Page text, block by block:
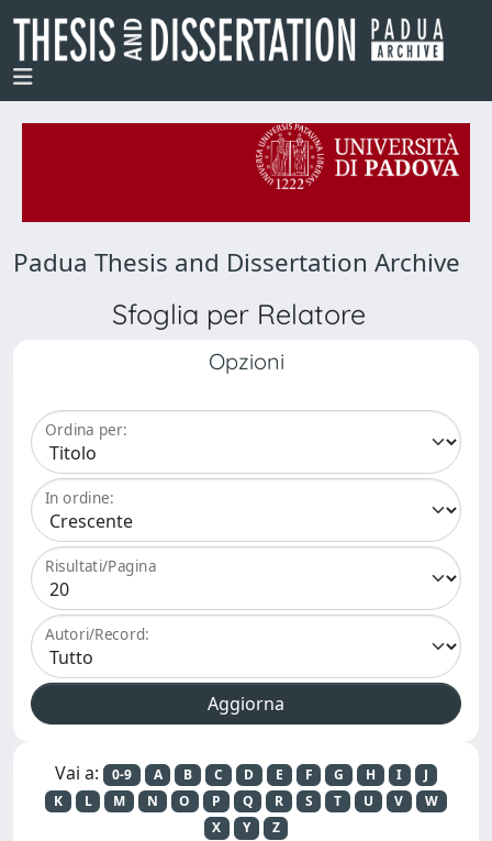
Padua Thesis and Dissertation Archive
Sfoglia per Relatore
Opzioni
Ordina per:
In ordine:
Risultati/Pagina
Autori/Record:
Vai a: 0-9 A B C D E F G H I
J
K
L M N O P Q R S T U V
W
X
Y Z